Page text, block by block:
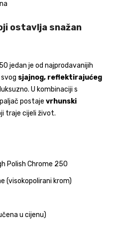
ostavlja snažan
jedan je od najprodavanijih
sjajnog, reflektirajućeg
U kombinaciji s
postaje vrhunski
traje cijeli život.
Polish Chrome 250
(visokopolirani krom)
u cijenu)